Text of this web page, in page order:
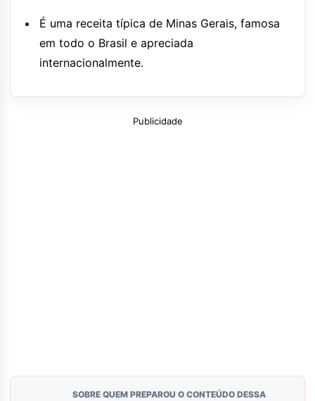
É uma receita típica de Minas Gerais, famosa
em todo o Brasil e apreciada
internacionalmente.
Publicidade
SOBRE QUEM PREPAROU O CONTEÚDO DESSA